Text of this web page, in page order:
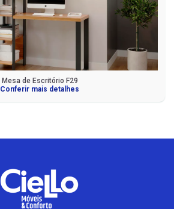
Mesa de Escritório F29
Conferir mais detalhes